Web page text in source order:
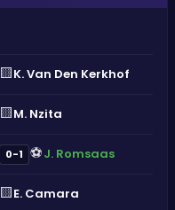
🟨K. Van Den Kerkhof
🟨M. Nzita
0-1 ⚽J. Romsaas
🟨E. Camara